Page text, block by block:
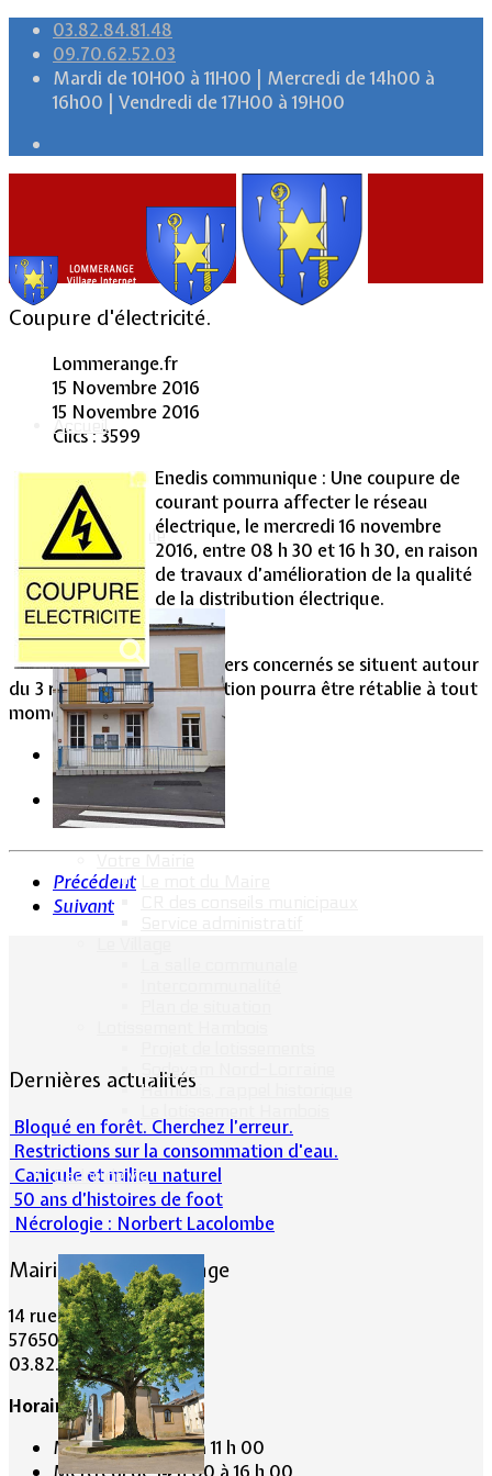
03.82.84.81.48
09.70.62.52.03
Mardi de 10H00 à 11H00 | Mercredi de 14h00 à
16h00 | Vendredi de 17H00 à 19H00
Accueil
Vie Municipale
Sodevam Nord-Lorraine
Hambois, rappel historique
Cadre de vie
Coupure d'électricité.
Lommerange.fr
15 Novembre 2016
15 Novembre 2016
Clics : 3599
Enedis communique : Une coupure de
courant pourra affecter le réseau
électrique, le mercredi 16 novembre
2016, entre 08 h 30 et 16 h 30, en raison
de travaux d’amélioration de la qualité
de la distribution électrique.
Les usagers concernés se situent autour
du 3 rue Joffre. L’alimentation pourra être rétablie à tout
moment sans préavis.
Précédent
Suivant
Dernières actualités
Bloqué en forêt. Cherchez l’erreur.
Restrictions sur la consommation d'eau.
Canicule et milieu naturel
50 ans d’histoires de foot
Nécrologie : Norbert Lacolombe
Mairie de Lommerange
14 rue Maréchal Joffre
57650 LOMMERANGE
03.82.84.81.48
Horaire de la Mairie:
Mardi de 10 h 00 à 11 h 00